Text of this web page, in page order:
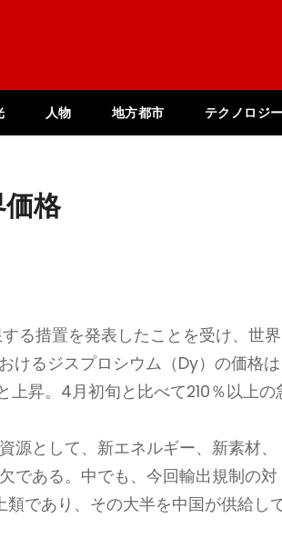
人物 地方都市 テクノロジ
格
る措置を発表したことを受け、世界
けるジスプロシウム（Dy）の価格は
昇。4月初旬と比べて210％以上の
として、新エネルギー、新素材、
である。中でも、今回輸出規制の対
であり、その大半を中国が供給し